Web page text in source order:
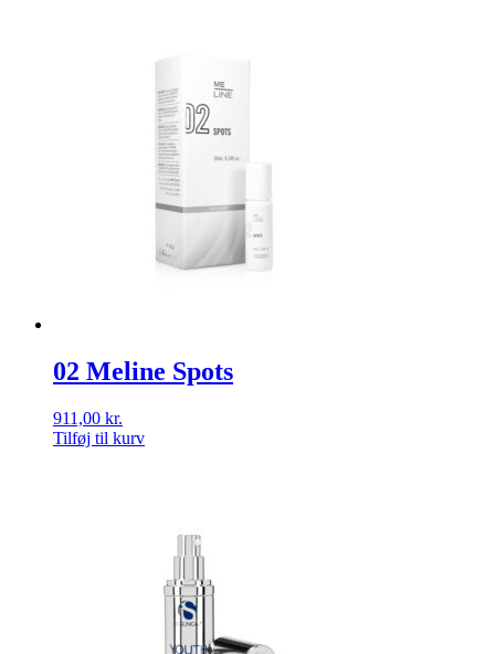
02 Meline Spots
911,00 kr.
Tilføj til kurv